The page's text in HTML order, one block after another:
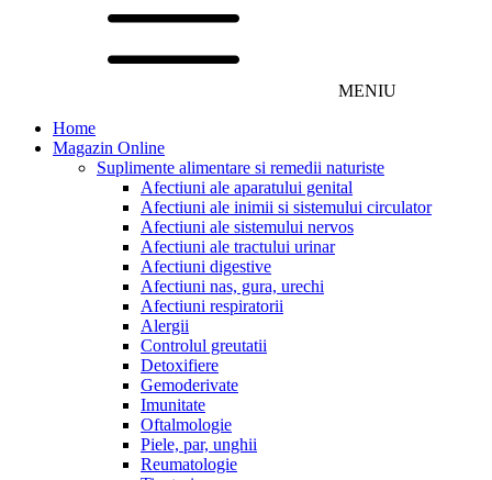
MENIU
Home
Magazin Online
Suplimente alimentare si remedii naturiste
Afectiuni ale aparatului genital
Afectiuni ale inimii si sistemului circulator
Afectiuni ale sistemului nervos
Afectiuni ale tractului urinar
Afectiuni digestive
Afectiuni nas, gura, urechi
Afectiuni respiratorii
Alergii
Controlul greutatii
Detoxifiere
Gemoderivate
Imunitate
Oftalmologie
Piele, par, unghii
Reumatologie